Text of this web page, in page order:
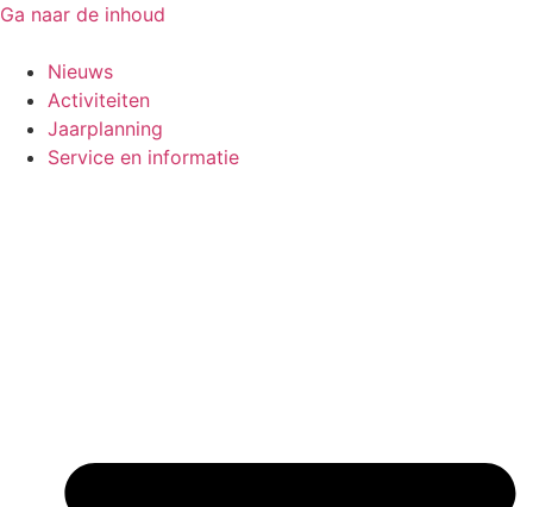
Ga naar de inhoud
Nieuws
Activiteiten
Jaarplanning
Service en informatie